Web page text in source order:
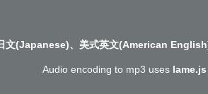
文(Japanese)、美式英文(American
Audio encoding to mp3 uses lame.js